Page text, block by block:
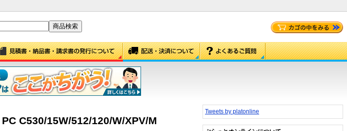
C530/15W/512/120/W/XPV/M
Tweets by platonline